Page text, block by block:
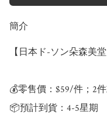
簡介
【日本ド-ソン朵森美
💰零售價：$59/件；2
📦預計到貨：4-5星期